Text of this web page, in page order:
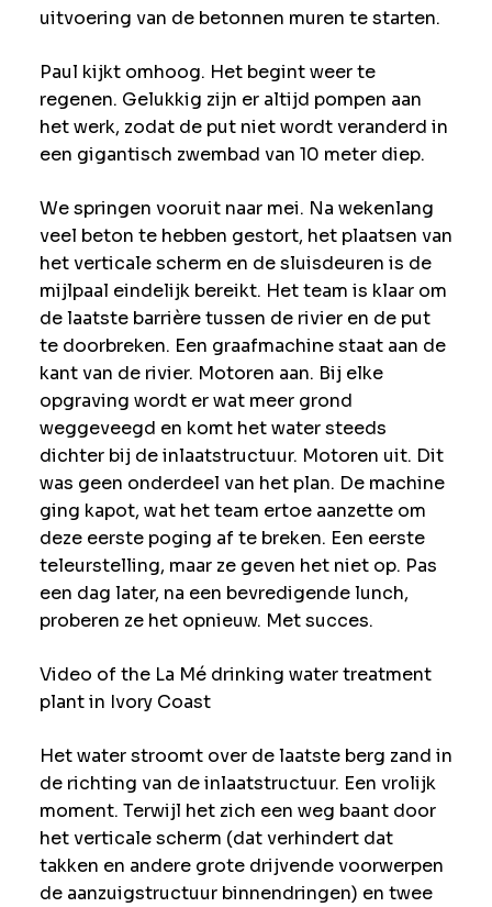
uitvoering van de betonnen muren te starten.
Paul kijkt omhoog. Het begint weer te
regenen. Gelukkig zijn er altijd pompen aan
het werk, zodat de put niet wordt veranderd in
een gigantisch zwembad van 10 meter diep.
We springen vooruit naar mei. Na wekenlang
veel beton te hebben gestort, het plaatsen van
het verticale scherm en de sluisdeuren is de
mijlpaal eindelijk bereikt. Het team is klaar om
de laatste barrière tussen de rivier en de put
te doorbreken. Een graafmachine staat aan de
kant van de rivier. Motoren aan. Bij elke
opgraving wordt er wat meer grond
weggeveegd en komt het water steeds
dichter bij de inlaatstructuur. Motoren uit. Dit
was geen onderdeel van het plan. De machine
ging kapot, wat het team ertoe aanzette om
deze eerste poging af te breken. Een eerste
teleurstelling, maar ze geven het niet op. Pas
een dag later, na een bevredigende lunch,
proberen ze het opnieuw. Met succes.
Video of the La Mé drinking water treatment
plant in Ivory Coast
Het water stroomt over de laatste berg zand in
de richting van de inlaatstructuur. Een vrolijk
moment. Terwijl het zich een weg baant door
het verticale scherm (dat verhindert dat
takken en andere grote drijvende voorwerpen
de aanzuigstructuur binnendringen) en twee